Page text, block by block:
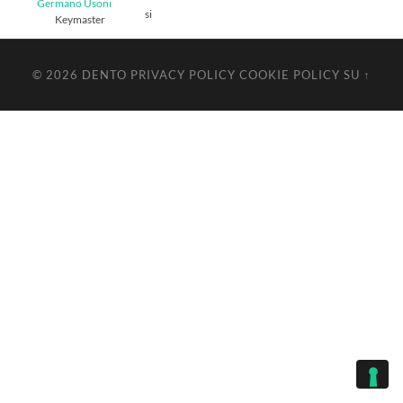
Germano Usoni
Keymaster
si
© 2026 DENTO PRIVACY POLICY COOKIE POLICY SU ↑